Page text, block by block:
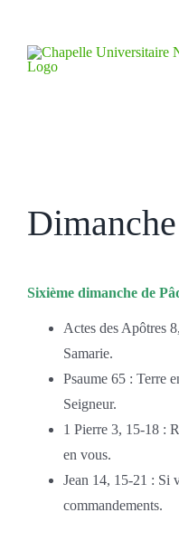
content
Sixième dimanche de
Actes des Apôtres
Samarie.
Psaume 65 : Terre
Seigneur.
1 Pierre 3, 15-18 :
en vous.
Jean 14, 15-21 : Si
commandements.